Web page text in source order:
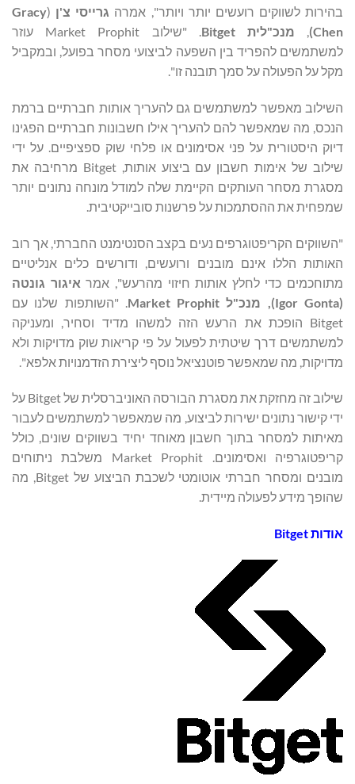
בהירות לשווקים רועשים יותר ויותר", אמרה גרייסי צ'ן (
Gracy
Chen
)
, מנכ"ליתBitget
. "שילוב Market Prophit עוזר
למשתמשים להפריד בין השפעה לביצועי מסחר בפועל, ובמקביל
מקל על הפעולה על סמך תובנה זו".
השילוב מאפשר למשתמשים גם להעריך אותות חברתיים ברמת
הנכס, מה שמאפשר להם להעריך אילו חשבונות חברתיים הפגינו
דיוק היסטורית על פני אסימונים או פלחי שוק ספציפיים. על ידי
שילוב של אימות חשבון עם ביצוע אותות, Bitget מרחיבה את
מסגרת מסחר העותקים הקיימת שלה למודל מונחה נתונים יותר
שמפחית את ההסתמכות על פרשנות סובייקטיבית.
"השווקים הקריפטוגרפים נעים בקצב הסנטימנט החברתי, אך רוב
האותות הללו אינם מובנים ורועשים, ודורשים כלים אנליטיים
מתוחכמים כדי לחלץ אותות חיזוי מהרעש", אמר איגור גונטה
(
Igor Gonta), מנכ"ל Market Prophit . "השותפות שלנו עם
Bitget הופכת את הרעש הזה למשהו מדיד וסחיר, ומעניקה
למשתמשים דרך שיטתית לפעול על פי קריאות שוק מדויקות ולא
מדויקות, מה שמאפשר פוטנציאל נוסף ליצירת הזדמנויות אלפא".
שילוב זה מחזקת את מסגרת הבורסה האוניברסלית של Bitget על
ידי קישור נתונים ישירות לביצוע, מה שמאפשר למשתמשים לעבור
מאיתות למסחר בתוך חשבון מאוחד יחיד בשווקים שונים, כולל
קריפטוגרפיה ואסימונים. Market Prophit משלבת ניתוחים
מובנים ומסחר חברתי אוטומטי לשכבת הביצוע של Bitget, מה
שהופך מידע לפעולה מיידית.
אודותBitget